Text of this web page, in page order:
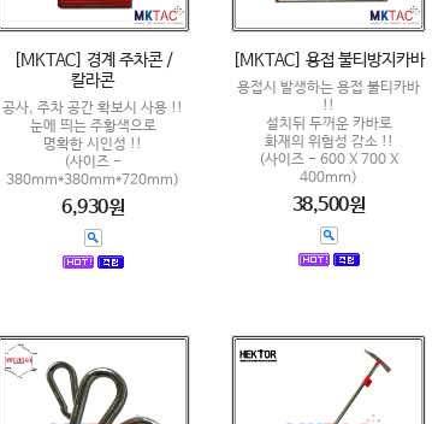
[MKTAC] 경계 주차콘 /
칼라콘
공사, 주차 공간 확보시 사용 !!
눈에 띄는 주황색으로
명확한 시인성 !!
(사이즈 -
380mm*380mm*720mm)
6,930원
[MKTAC] 용접 불티방지카바
용접시 발생하는 용접 불티카바
!!
설치뒤 두꺼운 카바로
화재의 위험성 감소 !!
(사이즈 - 600 X 700 X
400mm)
38,500원